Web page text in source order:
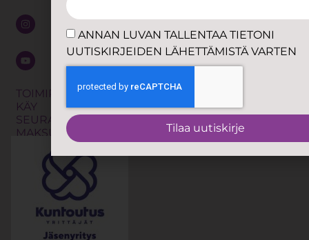
TOIMIPISTEISSÄMME
KÄY
SEURAAVAT
MAKSUTAVAT:
Kalevalainen
jäsenkorjaus
Shibari
Työnohjaus
Koulutukset
soittopyyntö
ANNAN LUVAN TALLENTAA TIETONI
UUTISKIRJEIDEN LÄHETTÄMISTÄ VARTEN
Tilaa uutiskirje